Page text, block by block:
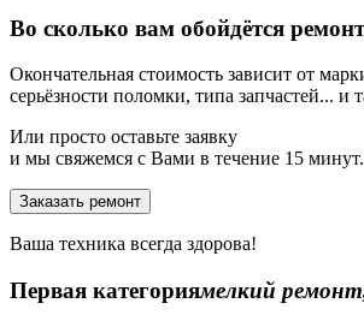
Во сколько вам обойдётся
Окончательная стоимость зависит от
серьёзности поломки, типа запчастей... и
Или просто оставьте заявку
и мы свяжемся с Вами в течение 15 минут.
Заказать ремонт
Ваша техника всегда здорова!
Первая категориямелкий